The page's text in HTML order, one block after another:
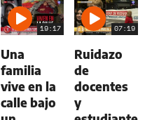
19:17
Una
familia
vive en la
calle bajo
07:19
Ruidazo
de
docentes
y